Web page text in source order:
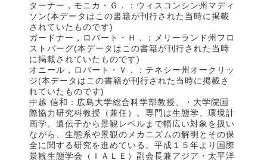
ターナー，モニカ・Ｇ．：ウィスコンシン州マディ
ソン(本データはこの書籍が刊行された当時に掲載
されていたものです)
ガードナー，ロバート・Ｈ．：メリーランド州フロ
ストバーグ(本データはこの書籍が刊行された当時
に掲載されていたものです)
オニール，ロバート・Ｖ．：テネシー州オークリッ
ジ(本データはこの書籍が刊行された当時に掲載さ
れていたものです)
中越 信和：広島大学総合科学部教授、・大学院国
際協力研究科教授（兼任）。専門は生態学、環境計
画学。遺伝子から景観レベルまで幅広い対象を扱い
ながら、生態系や景観のメカニズムの解明とその保
全に関する研究を進めている。平成１５年より国際
景観生態学会（ＩＡＬＥ）副会長兼アジア・太平洋